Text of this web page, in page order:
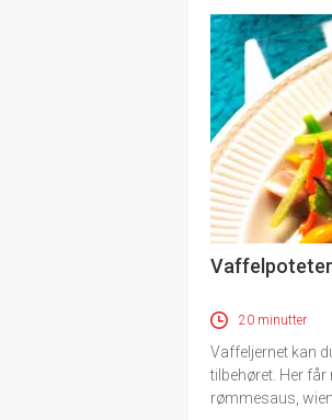
Vaffelpoteter
20 minutter
Vaffeljernet kan
tilbehøret. Her får
rømmesaus,